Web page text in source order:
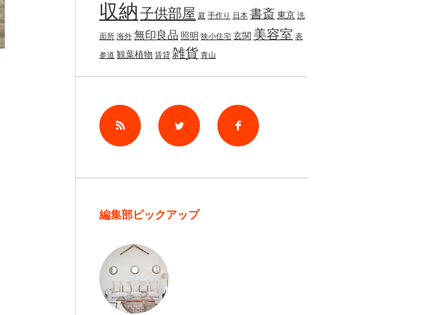
収納 子供部屋 庭 手作り 日本 書斎 東京 洗
面所 海外 無印良品 照明 狭小住宅 玄関 美容室 表
参道 観葉植物 賃貸 雑貨 青山
Twitter
編集部ピックアップ